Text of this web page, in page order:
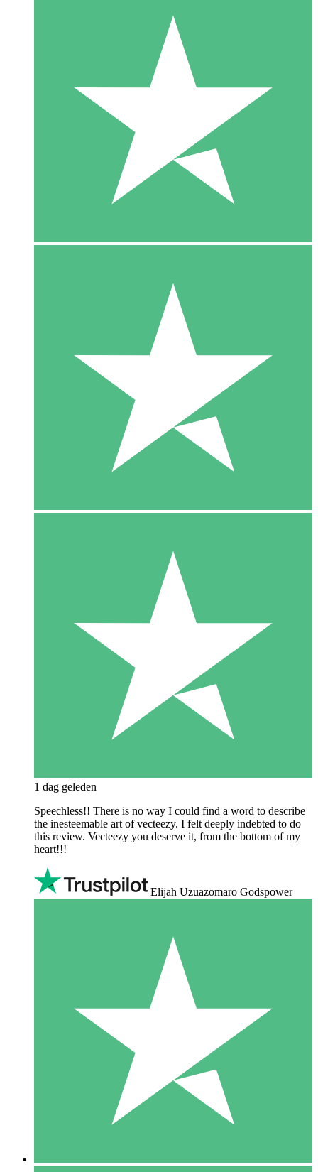
1 dag geleden
Speechless!! There is no way I could find a word to describe
the inesteemable art of vecteezy. I felt deeply indebted to do
this review. Vecteezy you deserve it, from the bottom of my
heart!!!
Elijah Uzuazomaro Godspower